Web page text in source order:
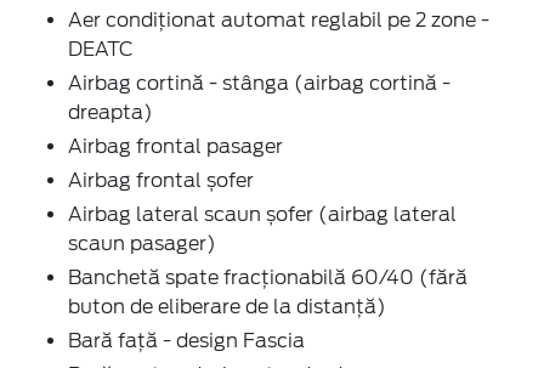
Aer condiționat automat reglabil pe 2 zone -
DEATC
Airbag cortină - stânga (airbag cortină -
dreapta)
Airbag frontal pasager
Airbag frontal șofer
Airbag lateral scaun șofer (airbag lateral
scaun pasager)
Banchetă spate fracționabilă 60/40 (fără
buton de eliberare de la distanță)
Bară față - design Fascia